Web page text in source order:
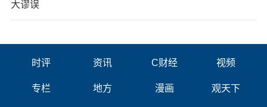
大谬误
时评 资讯 C财经 视频
专栏 地方 漫画 观天下